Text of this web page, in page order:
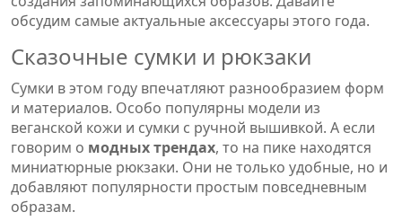
обсудим самые актуальные аксессуары этого года.
Сказочные сумки и рюкзаки
Сумки в этом году впечатляют разнообразием форм
и материалов. Особо популярны модели из
веганской кожи и сумки с ручной вышивкой. А если
говорим о модных трендах, то на пике находятся
миниатюрные рюкзаки. Они не только удобные, но и
добавляют популярности простым повседневным
образам.